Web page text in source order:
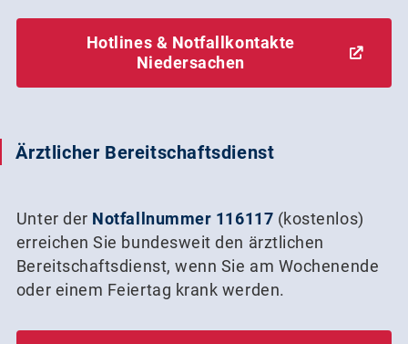
Hotlines & Notfallkontakte
Niedersachen
Ärztlicher Bereitschaftsdienst
Unter der Notfallnummer 116117 (kostenlos)
erreichen Sie bundesweit den ärztlichen
Bereitschaftsdienst, wenn Sie am Wochenende
oder einem Feiertag krank werden.